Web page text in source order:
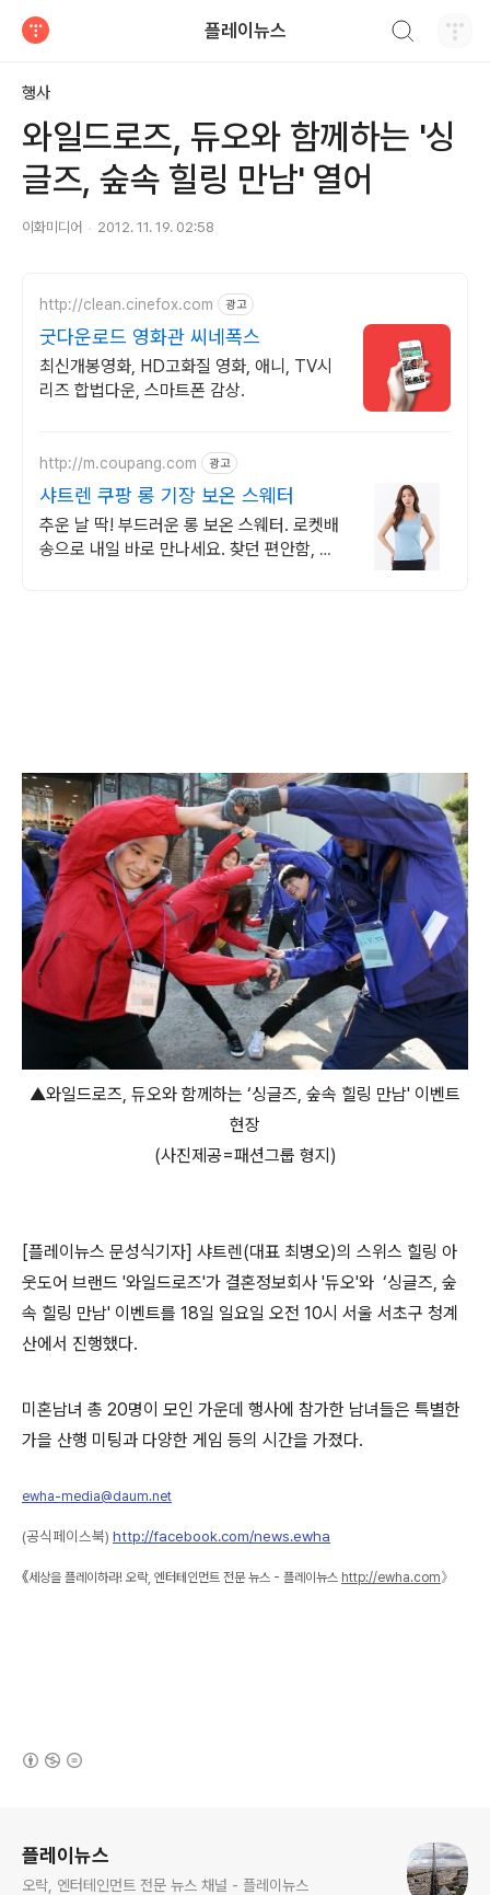
플레이뉴스
행사
와일드로즈, 듀오와 함께하는 '싱
글즈, 숲속 힐링 만남' 열어
이화미디어 2012. 11. 19. 02:58
http://clean.cinefox.com 광고
굿다운로드 영화관 씨네폭스
최신개봉영화, HD고화질 영화, 애니, TV시
리즈 합법다운, 스마트폰 감상.
http://m.coupang.com 광고
샤트렌 쿠팡 롱 기장 보온 스웨터
추운 날 딱! 부드러운 롱 보온 스웨터. 로켓배
송으로 내일 바로 만나세요. 찾던 편안함, 샤
▲와일드로즈, 듀오와 함께하는 ‘싱글즈, 숲속 힐링 만남' 이벤트
현장
(사진제공=패션그룹 형지)
[플레이뉴스 문성식기자] 샤트렌(대표 최병오)의 스위스 힐링 아
웃도어 브랜드 '와일드로즈'가 결혼정보회사 '듀오'와 ‘싱글즈, 숲
속 힐링 만남' 이벤트를 18일 일요일 오전 10시 서울 서초구 청계
산에서 진행했다.
미혼남녀 총 20명이 모인 가운데 행사에 참가한 남녀들은 특별한
가을 산행 미팅과 다양한 게임 등의 시간을 가졌다.
ewha-media@daum.net
(공식페이스북) http://facebook.com/news.ewha
《세상을 플레이하라! 오락, 엔터테인먼트 전문 뉴스 - 플레이뉴스 http://ewha.com》
플레이뉴스
오락, 엔터테인먼트 전문 뉴스 채널 - 플레이뉴스